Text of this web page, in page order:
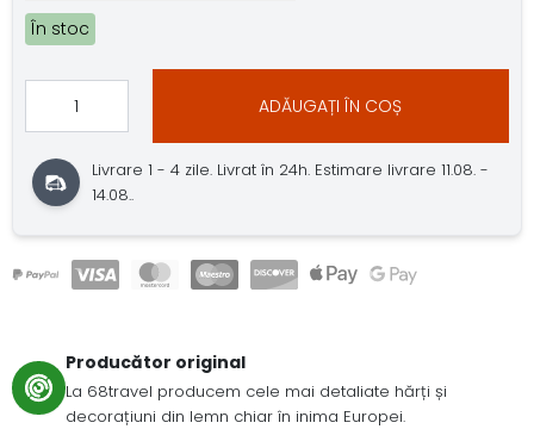
În stoc
ADĂUGAȚI ÎN COȘ
Livrare 1 - 4 zile. Livrat în 24h. Estimare livrare 11.08. -
14.08..
Producător original
La 68travel producem cele mai detaliate hărți și
decorațiuni din lemn chiar în inima Europei.